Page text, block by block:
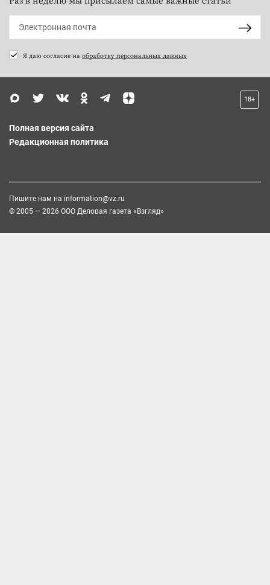
Я даю согласие на обработку персональных данных
18+
Полная версия сайта
Редакционная политика
Пишите нам на information@vz.ru
© 2005 — 2026 ООО Деловая газета «Взгляд»